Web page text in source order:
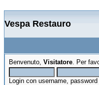
Vespa Restauro
Benvenuto, Visitatore. Per
Login con username,